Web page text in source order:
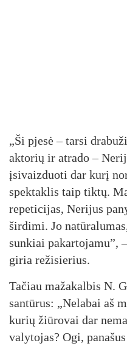
„Ši pjesė – tarsi
aktorių ir atrado –
įsivaizduoti dar kurį
spektaklis taip tiktų.
repeticijas, Nerijus
širdimi. Jo
sunkiai pakartojamu”,
giria režisierius.
Tačiau mažakalbis N.
santūrus: „Nelabai aš
kurių žiūrovai dar
valytojas? Ogi,